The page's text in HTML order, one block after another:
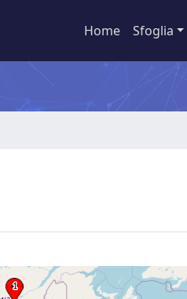
Home Sfoglia